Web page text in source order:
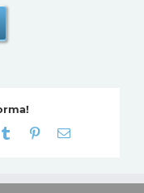
Tumblr Pinterest
E-